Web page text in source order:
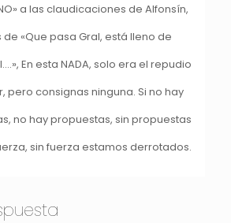
a las claudicaciones de Alfonsín,
de «Que pasa Gral, está lleno de
En esta NADA, solo era el repudio
pero consignas ninguna. Si no hay
no hay propuestas, sin propuestas
sin fuerza estamos derrotados.